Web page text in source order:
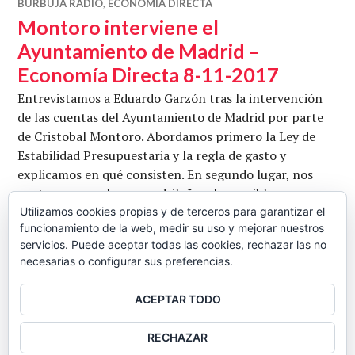
BURBUJA RADIO, ECONOMÍA DIRECTA
Montoro interviene el
Ayuntamiento de Madrid –
Economía Directa 8-11-2017
Entrevistamos a Eduardo Garzón tras la intervención
de las cuentas del Ayuntamiento de Madrid por parte
de Cristobal Montoro. Abordamos primero la Ley de
Estabilidad Presupuestaria y la regla de gasto y
explicamos en qué consisten. En segundo lugar, nos
centramos en el caso madrileño y las posibles
consecuencias que puede tener en la vida de los
ciudadanos y en el propio Ayuntamiento. Por último, …
Seguir leyendoMontoro interviene el Ayuntamiento
BARRA
LATERAL
Utilizamos cookies propias y de terceros para garantizar el
funcionamiento de la web, medir su uso y mejorar nuestros
servicios. Puede aceptar todas las cookies, rechazar las no
necesarias o configurar sus preferencias.
ACEPTAR TODO
RECHAZAR